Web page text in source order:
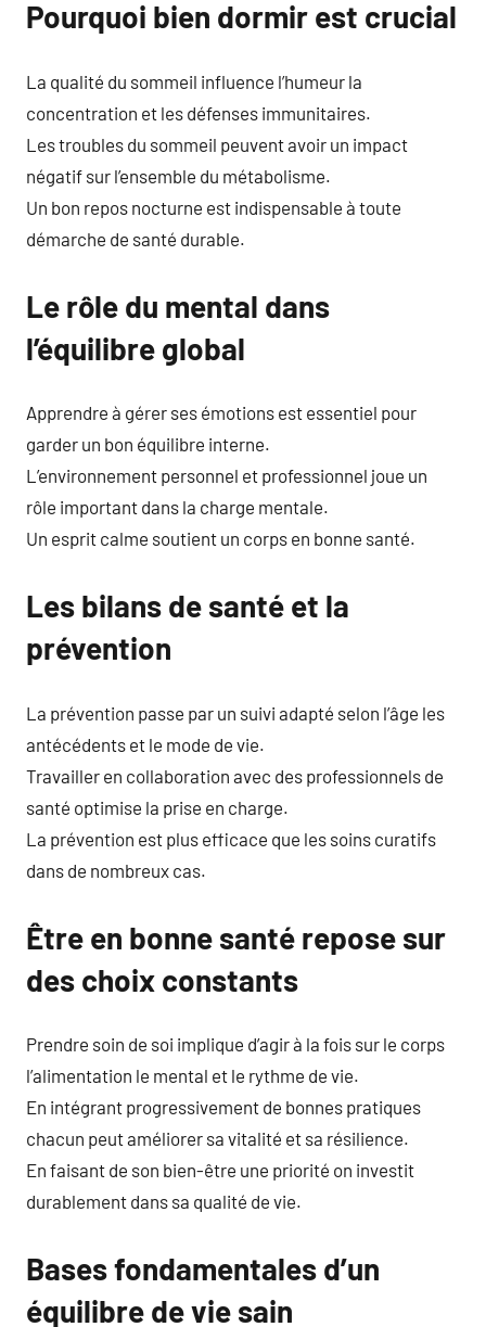
Pourquoi bien dormir est crucial
La qualité du sommeil influence l’humeur la
concentration et les défenses immunitaires.
Les troubles du sommeil peuvent avoir un impact
négatif sur l’ensemble du métabolisme.
Un bon repos nocturne est indispensable à toute
démarche de santé durable.
Le rôle du mental dans
l’équilibre global
Apprendre à gérer ses émotions est essentiel pour
garder un bon équilibre interne.
L’environnement personnel et professionnel joue un
rôle important dans la charge mentale.
Un esprit calme soutient un corps en bonne santé.
Les bilans de santé et la
prévention
La prévention passe par un suivi adapté selon l’âge les
antécédents et le mode de vie.
Travailler en collaboration avec des professionnels de
santé optimise la prise en charge.
La prévention est plus efficace que les soins curatifs
dans de nombreux cas.
Être en bonne santé repose sur
des choix constants
Prendre soin de soi implique d’agir à la fois sur le corps
l’alimentation le mental et le rythme de vie.
En intégrant progressivement de bonnes pratiques
chacun peut améliorer sa vitalité et sa résilience.
En faisant de son bien-être une priorité on investit
durablement dans sa qualité de vie.
Bases fondamentales d’un
équilibre de vie sain